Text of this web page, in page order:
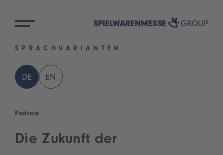
SPRACHVARIANTEN
DE EN
Podcast
Die Zukunft der